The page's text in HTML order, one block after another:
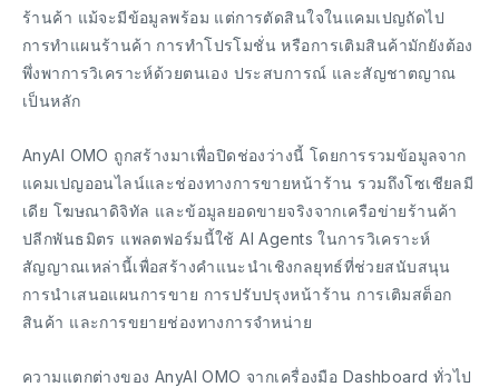
ร้านค้า แม้จะมีข้อมูลพร้อม แต่การตัดสินใจในแคมเปญถัดไป
การทำแผนร้านค้า การทำโปรโมชั่น หรือการเติมสินค้ามักยังต้อง
พึ่งพาการวิเคราะห์ด้วยตนเอง ประสบการณ์ และสัญชาตญาณ
เป็นหลัก
AnyAI OMO ถูกสร้างมาเพื่อปิดช่องว่างนี้ โดยการรวมข้อมูลจาก
แคมเปญออนไลน์และช่องทางการขายหน้าร้าน รวมถึงโซเชียลมี
เดีย โฆษณาดิจิทัล และข้อมูลยอดขายจริงจากเครือข่ายร้านค้า
ปลีกพันธมิตร แพลตฟอร์มนี้ใช้ AI Agents ในการวิเคราะห์
สัญญาณเหล่านี้เพื่อสร้างคำแนะนำเชิงกลยุทธ์ที่ช่วยสนับสนุน
การนำเสนอแผนการขาย การปรับปรุงหน้าร้าน การเติมสต็อก
สินค้า และการขยายช่องทางการจำหน่าย
ความแตกต่างของ AnyAI OMO จากเครื่องมือ Dashboard ทั่วไป